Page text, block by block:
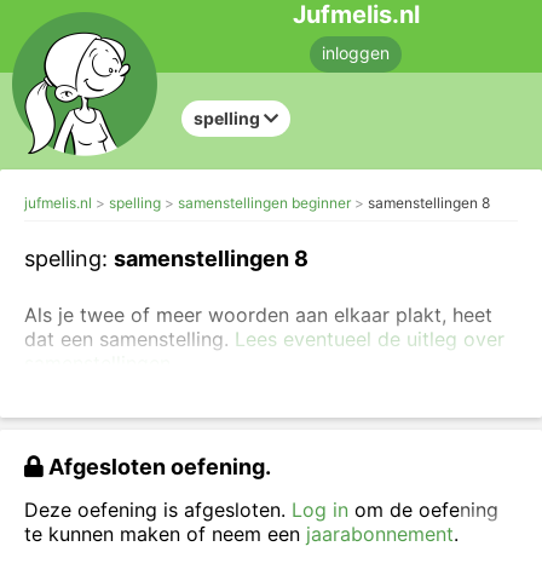
Jufmelis.nl
inloggen
spelling
jufmelis.nl spelling samenstellingen beginner samenstellingen 8
spelling: samenstellingen 8
Als je twee of meer woorden aan elkaar plakt, heet
dat een samenstelling. Lees eventueel de uitleg over
Afgesloten oefening.
Deze oefening is afgesloten. Log in om de oefening
te kunnen maken of neem een jaarabonnement.